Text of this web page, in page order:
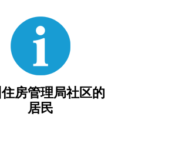
房管理局社区的
居民